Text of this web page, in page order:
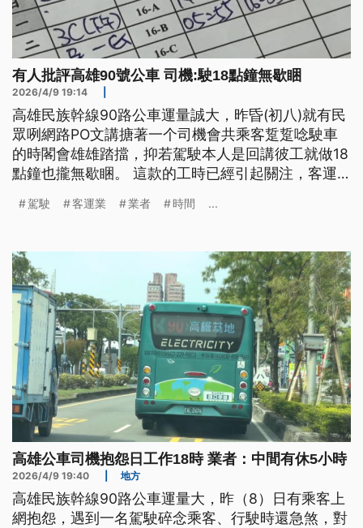
有人批評高雄90號公車 司機:駛18點鐘無歇睏
2026/4/9 19:14
高雄民族幹線90路公車運量誠大，昨昏(初八)就有民
眾咧網路PO文講搪著一个司機會共乘客踅踅唸駛車
的時閣會雄雄踏擋，抑若駕駛本人是回講彼工就做18
點鐘也攏無歇睏。 這款的工時已經引起關注，客運
的遐長，抑若這部分，市政府欲介入調查。（新聞標
駕駛 客運業 業者 時間 ...
高雄公車司機抱怨日工作18時 業者：中間有休5小時
2026/4/9 19:40 地方
高雄民族幹線90路公車運量大，昨（8）日有乘客上
網抱怨，遇到一名駕駛碎念乘客、行駛時還急煞，對